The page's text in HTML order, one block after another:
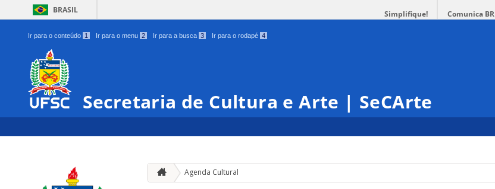
BRASIL Simplifique! Comunica BR
Ir para o conteúdo 1 Ir para o menu 2 Ir para a busca 3 Ir para o rodapé 4
Secretaria de Cultura e Arte | SeCArte
Agenda Cultural